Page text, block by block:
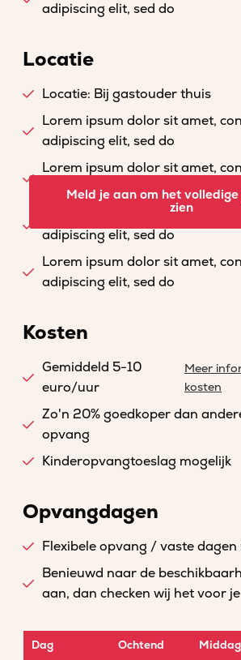
adipiscing elit, sed do
Locatie
Locatie: Bij gastouder thuis
Lorem ipsum dolor sit amet,
adipiscing elit, sed do
Lorem ipsum dolor sit amet,
adipiscing elit, sed do
Lorem ipsum dolor sit amet,
adipiscing elit, sed do
Lorem ipsum dolor sit amet,
adipiscing elit, sed do
Meld je aan om het
zien
Kosten
Gemiddeld 5-10
euro/uur
Meer
kosten
Zo'n 20% goedkoper dan
opvang
Kinderopvangtoeslag mogelijk
Opvangdagen
Flexibele opvang / vaste dagen
Benieuwd naar de
aan, dan checken wij het voor je
Dag Ochtend Middag